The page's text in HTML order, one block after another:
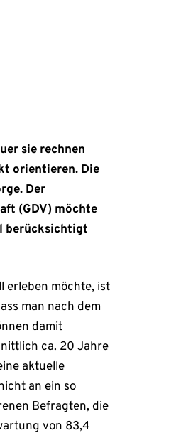
sie rechnen
orientieren. Die
Der
(GDV) möchte
berücksichtigt
erleben möchte, ist
man nach dem
damit
ca. 20 Jahre
aktuelle
an ein so
Befragten, die
von 83,4